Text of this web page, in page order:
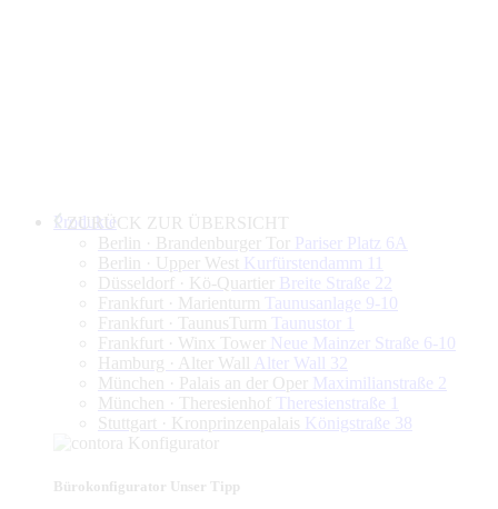
ZURÜCK ZUR ÜBERSICHT
Berlin · Brandenburger Tor
Pariser Platz 6A
Berlin · Upper West Kurfürstendamm 11
Düsseldorf · Kö-Quartier
Breite Straße 22
Frankfurt · Marienturm Taunusanlage 9-10
Frankfurt · TaunusTurm Taunustor 1
Frankfurt · Winx Tower
Neue Mainzer Straße 6-10
Hamburg · Alter Wall
Alter Wall 32
München · Palais an der Oper
Maximilianstraße 2
München · Theresienhof Theresienstraße 1
Stuttgart · Kronprinzenpalais Königstraße 38
Bürokonfigurator Unser Tipp
Produkte